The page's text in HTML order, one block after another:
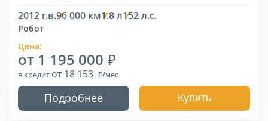
2012 г.в.96 000 км1.8 л152 л.с.
Робот
Цена:
от 1 195 000
в кредит от 18 153
Подробнее Купить